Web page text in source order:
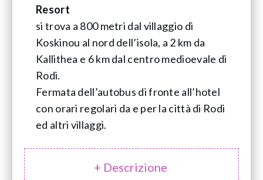
Resort
si trova a 800 metri dal villaggio di
Koskinou al nord dell’isola, a 2 km da
Kallithea e 6 km dal centro medioevale di
Rodi.
Fermata dell’autobus di fronte all’hotel
con orari regolari da e per la città di Rodi
ed altri villaggi.
+ Descrizione